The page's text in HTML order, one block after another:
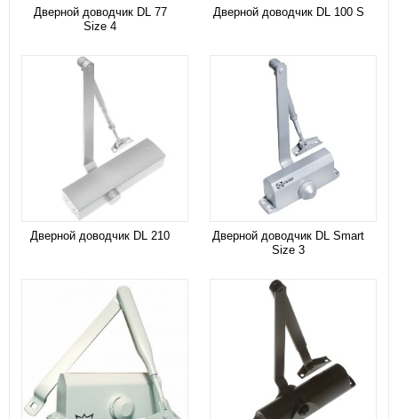
Дверной доводчик DL 77
Size 4
Дверной доводчик DL 100 S
Дверной доводчик DL 210
Дверной доводчик DL Smart
Size 3